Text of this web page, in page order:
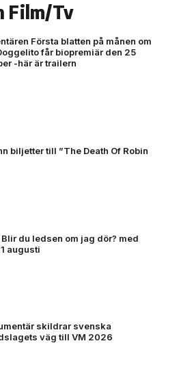
Film/Tv
Första blatten på månen om
får biopremiär den 25
-här är trailern
biljetter till ”The Death Of Robin
du ledsen om jag dör? med
augusti
skildrar svenska
väg till VM 2026